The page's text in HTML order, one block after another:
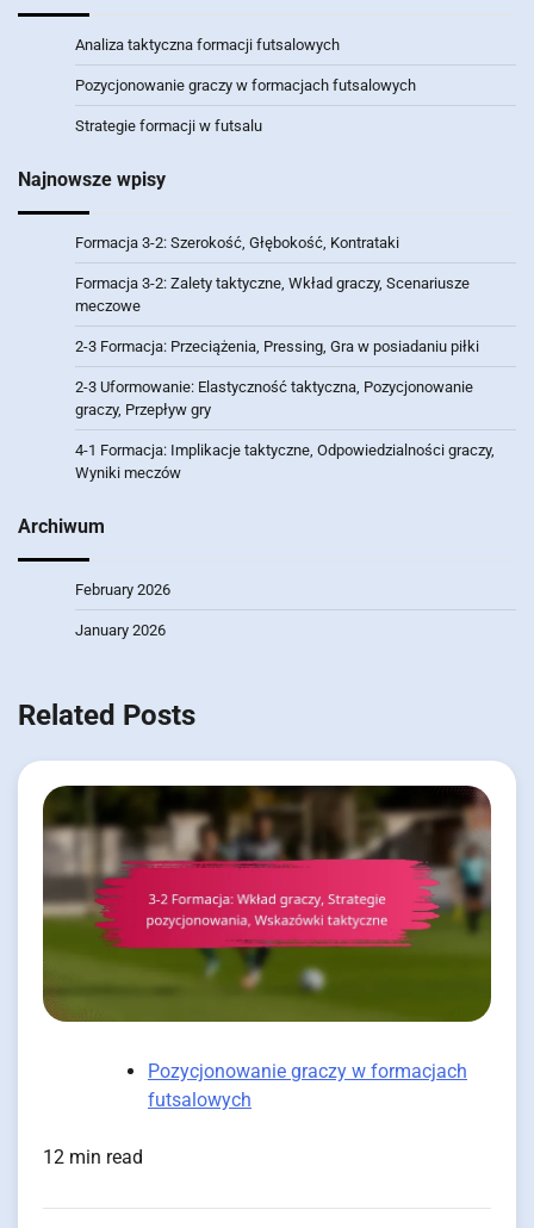
Analiza taktyczna formacji futsalowych
Pozycjonowanie graczy w formacjach futsalowych
Strategie formacji w futsalu
Najnowsze wpisy
Formacja 3-2: Szerokość, Głębokość, Kontrataki
Formacja 3-2: Zalety taktyczne, Wkład graczy, Scenariusze
meczowe
2-3 Formacja: Przeciążenia, Pressing, Gra w posiadaniu piłki
2-3 Uformowanie: Elastyczność taktyczna, Pozycjonowanie
graczy, Przepływ gry
4-1 Formacja: Implikacje taktyczne, Odpowiedzialności graczy,
Wyniki meczów
Archiwum
February 2026
January 2026
Related Posts
Pozycjonowanie graczy w formacjach
futsalowych
12 min read